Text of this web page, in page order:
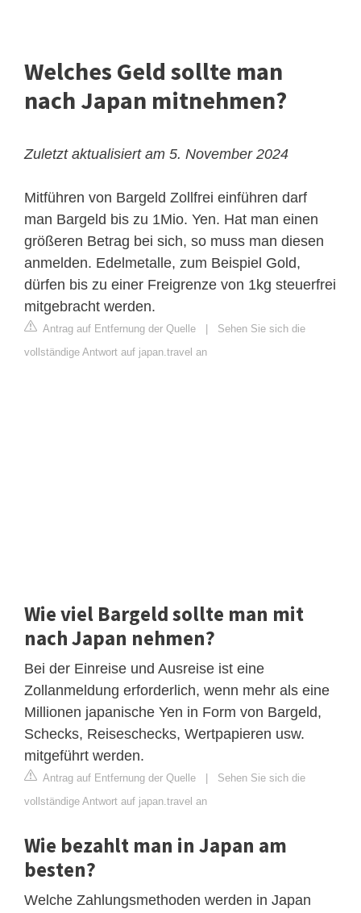
Welches Geld sollte man
nach Japan mitnehmen?
Zuletzt aktualisiert am 5. November 2024
Mitführen von Bargeld Zollfrei einführen darf
man Bargeld bis zu 1Mio. Yen. Hat man einen
größeren Betrag bei sich, so muss man diesen
anmelden. Edelmetalle, zum Beispiel Gold,
dürfen bis zu einer Freigrenze von 1kg steuerfrei
mitgebracht werden.
Antrag auf Entfernung der Quelle
Sehen Sie sich die
vollständige Antwort auf japan.travel an
Wie viel Bargeld sollte man mit
nach Japan nehmen?
Bei der Einreise und Ausreise ist eine
Zollanmeldung erforderlich, wenn mehr als eine
Millionen japanische Yen in Form von Bargeld,
Schecks, Reiseschecks, Wertpapieren usw.
mitgeführt werden.
Antrag auf Entfernung der Quelle
Sehen Sie sich die
vollständige Antwort auf japan.travel an
Wie bezahlt man in Japan am
besten?
Welche Zahlungsmethoden werden in Japan